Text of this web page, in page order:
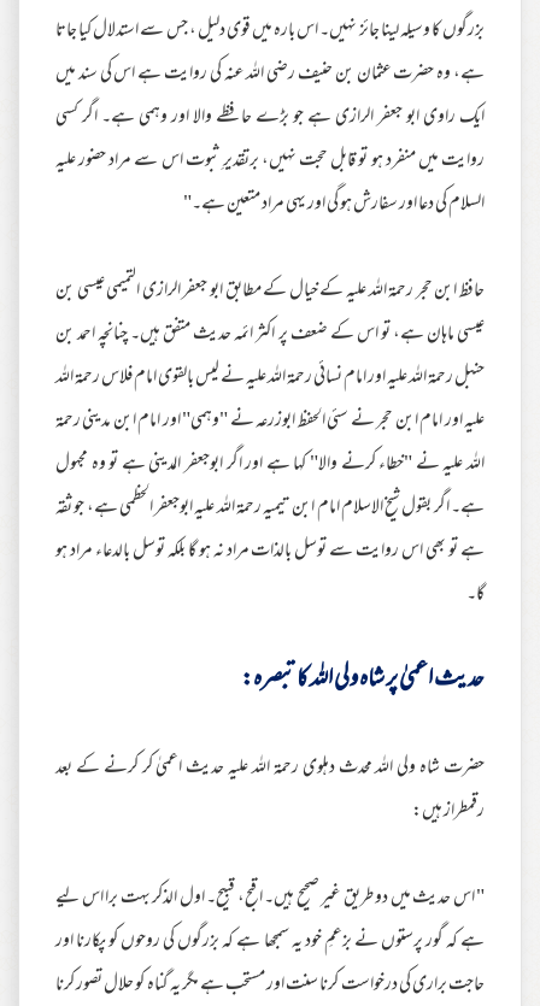
بزرگوں کا وسیلہ لینا جائز نہیں۔ اس بارہ میں قوی دلیل ، جس سے استدلال کیا جاتا
ہے، وہ حضرت عثمان بن حنیف رضی اللہ عنہ کی روایت ہے اس کی سند میں
ایک راوی ابو جعفر الرازی ہے جو بڑے حافظے والا اور وہمی ہے۔ اگر کسی
روایت میں منفرد ہو تو قابل حجت نہیں، برتقدیرِ ثبوت اس سے مراد حضور علیہ
السلام کی دعا اور سفارش ہو گی اور یہی مراد متعین ہے۔"
حافظ ابن حجر رحمۃ اللہ علیہ کے خیال کے مطابق ابو جعفر الرازی التمیمی عیسی بن
عیسی ماہان ہے، تو اس کے ضعف پر اکثر ائمہ حدیث متفق ہیں۔ چنانچہ احمد بن
حنبل رحمۃ اللہ علیہ اور امام نسائی رحمۃ اللہ علیہ نے ليس بالقوى امام فلاس رحمۃ اللہ
علیہ اور امام ابن حجر نے سئى الحفظ ابوزرعہ نے "وہمی" اور امام ابن مدینی رحمۃ
اللہ علیہ نے "خطاء کرنے والا" کہا ہے اور اگر ابوجعفر المدینی ہے تو وہ مجہول
ہے۔ اگر بقول شیخ الاسلام امام ابن تیمیہ رحمۃ اللہ علیہ ابوجعفر الحظمی ہے، جو ثقہ
ہے تو بھی اس روایت سے توسل بالذات مراد نہ ہو گا بلکہ توسل بالدعاء مراد ہو
گا۔
حدیث اعمیٰ پر شاہ ولی اللہ کا تبصرہ:
حضرت شاہ ولی اللہ محدث دہلوی رحمۃ اللہ علیہ حدیث اعمیٰ کر کرنے کے بعد
رقمطراز ہیں:
" اس حدیث میں دو طریق غیر صحیح ہیں۔ اقبح، قبیح۔ اول الذکر بہت برا اس لیے
ہے کہ گور پرستوں نے بزعمِ خود یہ سمجھا ہے کہ بزرگوں کی روحوں کو پکارنا اور
حاجت براری کی درخواست کرنا سنت اور مستحب ہے مگر یہ گناہ کو حلال تصور کرنا